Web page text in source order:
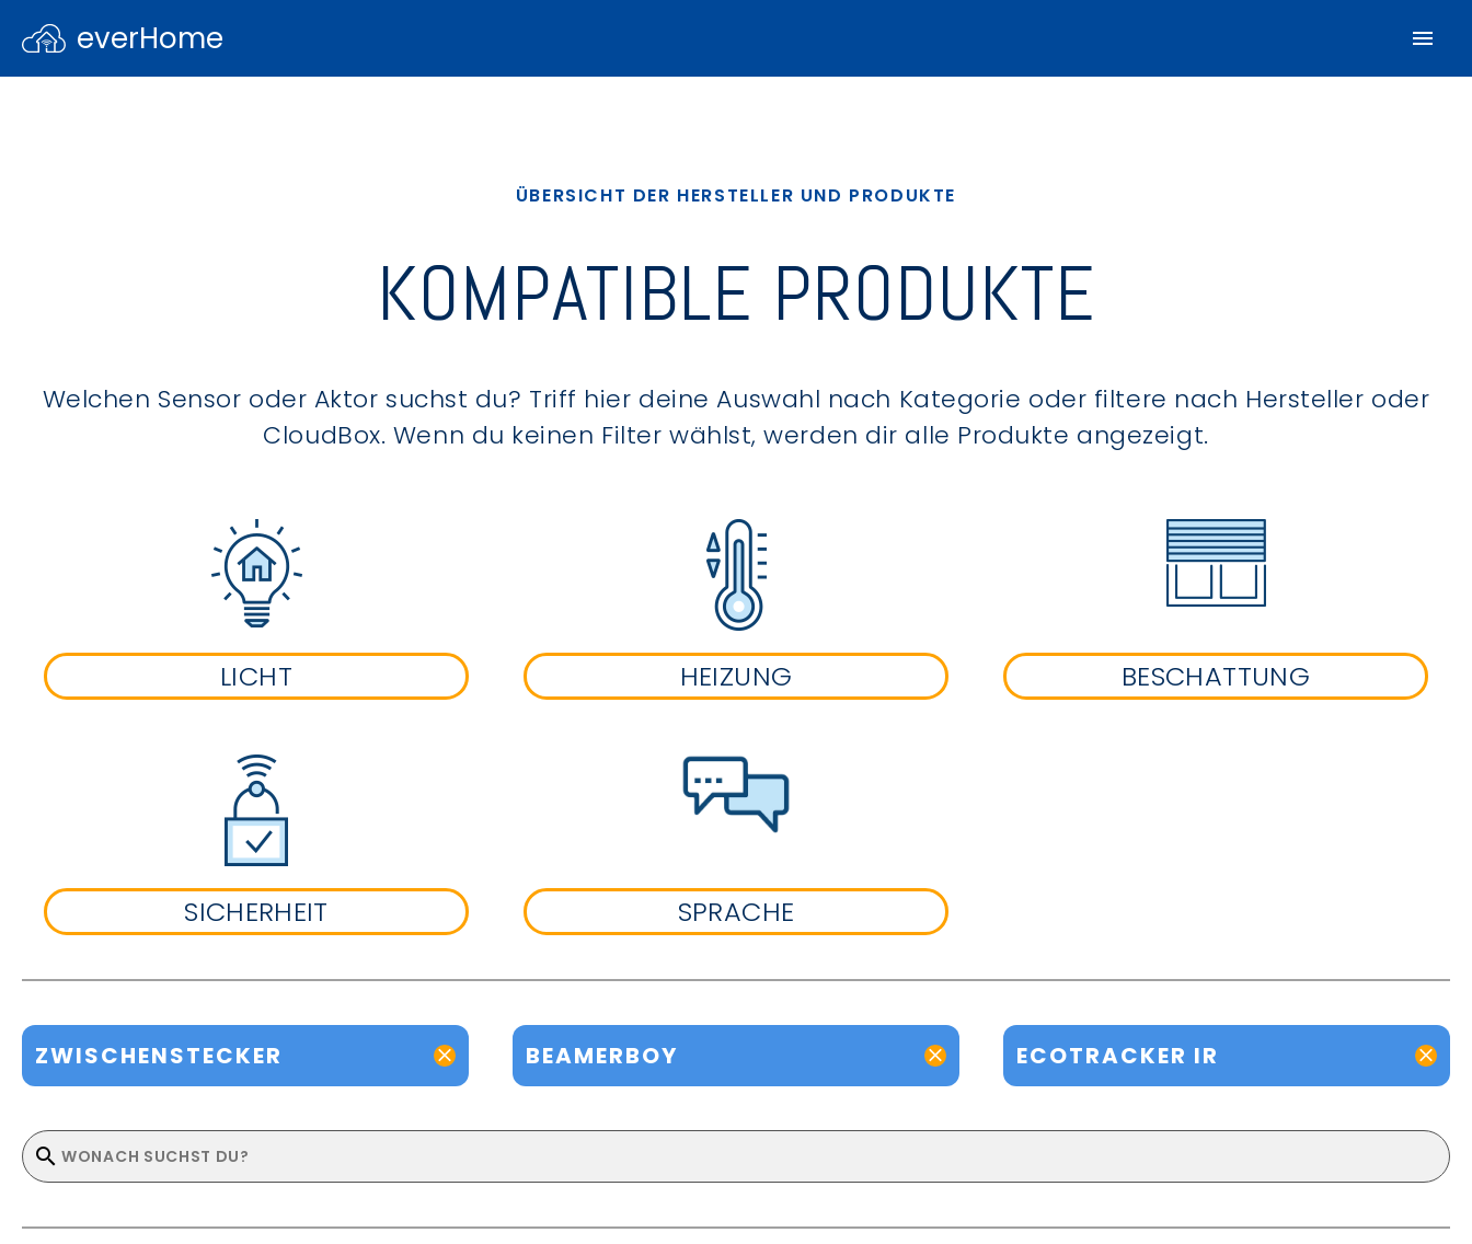
everHome
ÜBERSICHT DER HERSTELLER UND PRODUKTE
KOMPATIBLE PRODUKTE
Welchen Sensor oder Aktor suchst du? Triff hier deine Auswahl nach Kategorie oder filtere nach Hersteller oder
CloudBox. Wenn du keinen Filter wählst, werden dir alle Produkte angezeigt.
LICHT HEIZUNG BESCHATTUNG
SICHERHEIT SPRACHE
ZWISCHENSTECKER BEAMERBOY ECOTRACKER IR